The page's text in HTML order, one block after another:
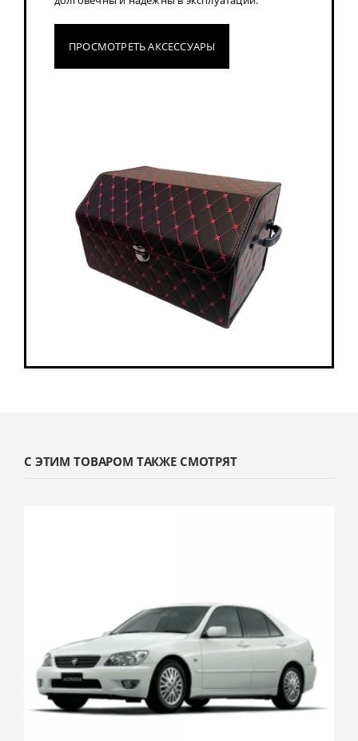
ПРОСМОТРЕТЬ АКСЕССУАРЫ
С ЭТИМ ТОВАРОМ ТАКЖЕ СМОТРЯТ